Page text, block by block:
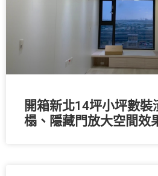
開箱新北14坪小坪數裝
榻、隱藏門放大空間效